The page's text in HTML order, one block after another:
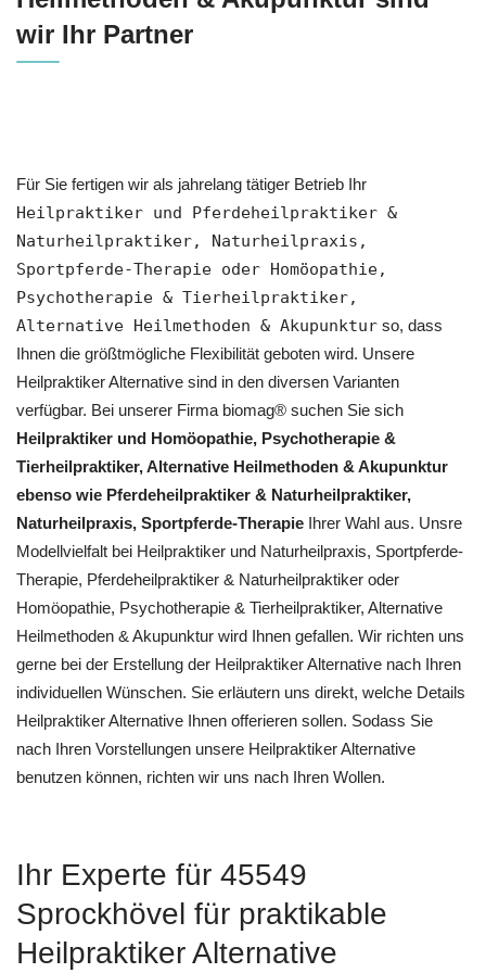
wir Ihr Partner
Für Sie fertigen wir als jahrelang tätiger Betrieb Ihr
Heilpraktiker und Pferdeheilpraktiker &
Naturheilpraktiker, Naturheilpraxis,
Sportpferde-Therapie oder ‎Homöopathie,
‎Psychotherapie & ‎Tierheilpraktiker,
Alternative Heilmethoden & Akupunktur so, dass
Ihnen die größtmögliche Flexibilität geboten wird. Unsere
Heilpraktiker Alternative sind in den diversen Varianten
verfügbar. Bei unserer Firma biomag® suchen Sie sich
Heilpraktiker und ‎Homöopathie, ‎Psychotherapie &
‎Tierheilpraktiker, Alternative Heilmethoden & Akupunktur
ebenso wie Pferdeheilpraktiker & Naturheilpraktiker,
Naturheilpraxis, Sportpferde-Therapie Ihrer Wahl aus. Unsre
Modellvielfalt bei Heilpraktiker und Naturheilpraxis, Sportpferde-
Therapie, Pferdeheilpraktiker & Naturheilpraktiker oder
‎Homöopathie, ‎Psychotherapie & ‎Tierheilpraktiker, Alternative
Heilmethoden & Akupunktur wird Ihnen gefallen. Wir richten uns
gerne bei der Erstellung der Heilpraktiker Alternative nach Ihren
individuellen Wünschen. Sie erläutern uns direkt, welche Details
Heilpraktiker Alternative Ihnen offerieren sollen. Sodass Sie
nach Ihren Vorstellungen unsere Heilpraktiker Alternative
benutzen können, richten wir uns nach Ihren Wollen.
Ihr Experte für 45549
Sprockhövel für praktikable
Heilpraktiker Alternative